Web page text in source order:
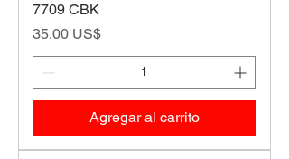
7709 CBK
Precio
35,00 US$
Agregar al carrito